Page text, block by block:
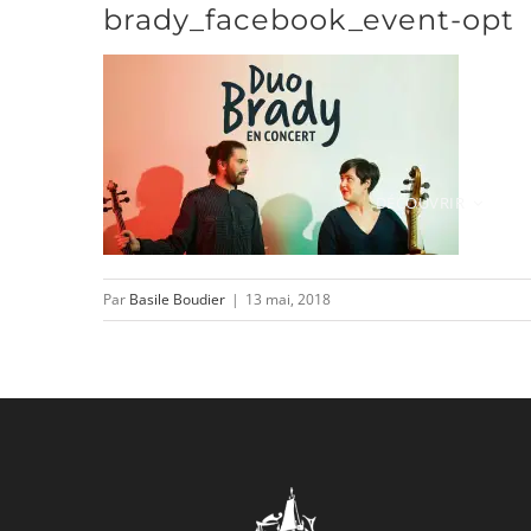
DÉCOUVRIR
brady_facebook_event-opt
Par Basile Boudier | 13 mai, 2018